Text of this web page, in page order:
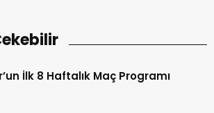
İlk 8 Haftalık Maç Programı